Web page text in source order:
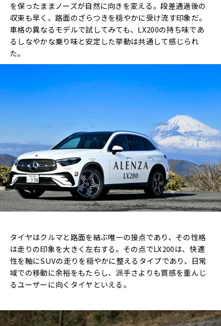
を保ったままノーズが自然に向きを変える。段差通過後の
収束も早く、路面のざらつきを穏やかに受け流す印象だ。
車格の異なるモデルで試してみても、LX200の持ち味であ
るしなやかな乗り味と安定した挙動は共通して感じられ
た。
タイヤはクルマと路面を結ぶ唯一の接点であり、その性格
は走りの印象を大きく左右する。その点でLX200は、快適
性を軸にSUVの走りを穏やかに整えるタイプであり、日常
域での移動に余裕をもたらし、派手さよりも質感を重んじ
るユーザーに向くタイヤといえる。